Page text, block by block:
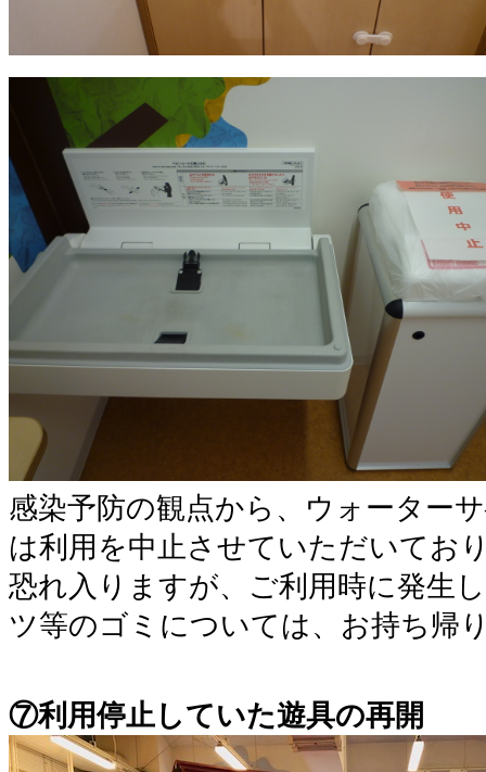
感染予防の観点から、ウォーター
は利用を中止させていただいてお
恐れ入りますが、ご利用時に発生
ツ等のゴミについては、お持ち帰
⑦利用停止していた遊具の再開